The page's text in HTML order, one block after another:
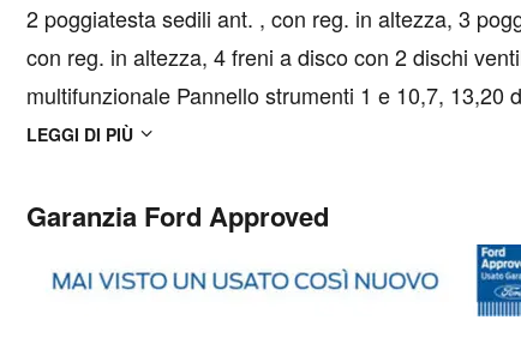
2 poggiatesta sedili ant. , con reg. in altezza, 3
con reg. in altezza, 4 freni a disco con 2 dischi
multifunzionale Pannello strumenti 1 e 10,7, 13,20
touch screen, Plancia centrale 1, 33,5, fisso e no, 6
LEGGI DI PIÙ
Garanzia Ford Approved